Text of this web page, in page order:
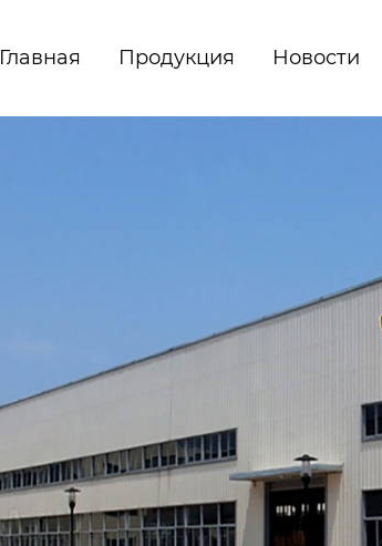
Главная Продукция Новости